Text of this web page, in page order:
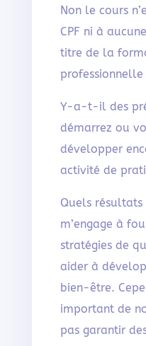
Non le cours
CPF ni à
titre de la
Y-a-t-il des
démarrez ou
développer
activité de
Quels
m’engage à
stratégies de
aider à
bien-être.
important de
pas garantir